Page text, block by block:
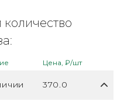
Цена, ₽/шт
370.0